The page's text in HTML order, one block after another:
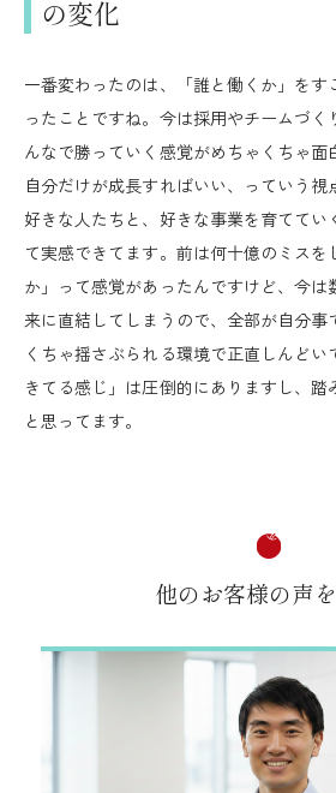
の変化
一番変わったのは、「誰と働くか」をす
ったことですね。今は採用やチームづ
んなで勝っていく感覚がめちゃくちゃ面
自分だけが成長すればいい、っていう視
好きな人たちと、好きな事業を育ててい
て実感できてます。前は何十億のミスを
か」って感覚があったんですけど、今
来に直結してしまうので、全部が自分事
くちゃ揺さぶられる環境で正直しんど
きてる感じ」は圧倒的にありますし、踏
と思ってます。
他のお客様の声